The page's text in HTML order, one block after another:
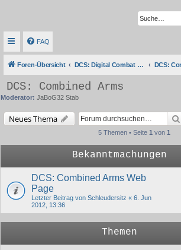
FAQ
Foren-Übersicht DCS: Digital Combat Simulator Series DCS:
DCS: Combined Arms
Moderator: JaBoG32 Stab
Neues Thema
5 Themen • Seite 1 von 1
Bekanntmachungen
DCS: Combined Arms Web
Page
Letzter Beitrag von Schleudersitz « 6. Jun
2012, 13:36
Themen